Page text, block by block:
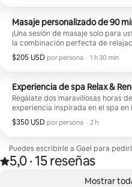
Masaje personalizado de 90
¡Una sesión de masaje solo para
la combinación perfecta de
terapéutico.
$205 USD por persona
$205 USD por huésped
, · 1 h 30 min
Experiencia de spa Relax &
Regálate dos maravillosas horas
experiencia inspirada en el spa
vacacional. Tu experiencia comienza con un masaje terapéutico de 90
minutos, personalizado según tus
calientes relajantes. Luego,
30 minutos que incluye un
un tratamiento nutritivo e
mascarilla facial hidratante deja
$350 USD por persona
$350 USD por huésped
, · 2 h
Puedes escribirle a Gael para
Valoración de 5,0 sobre 5 estrellas
5,0
, ·15 reseñas
Se muestran0 de 0 elementos
Mostrar